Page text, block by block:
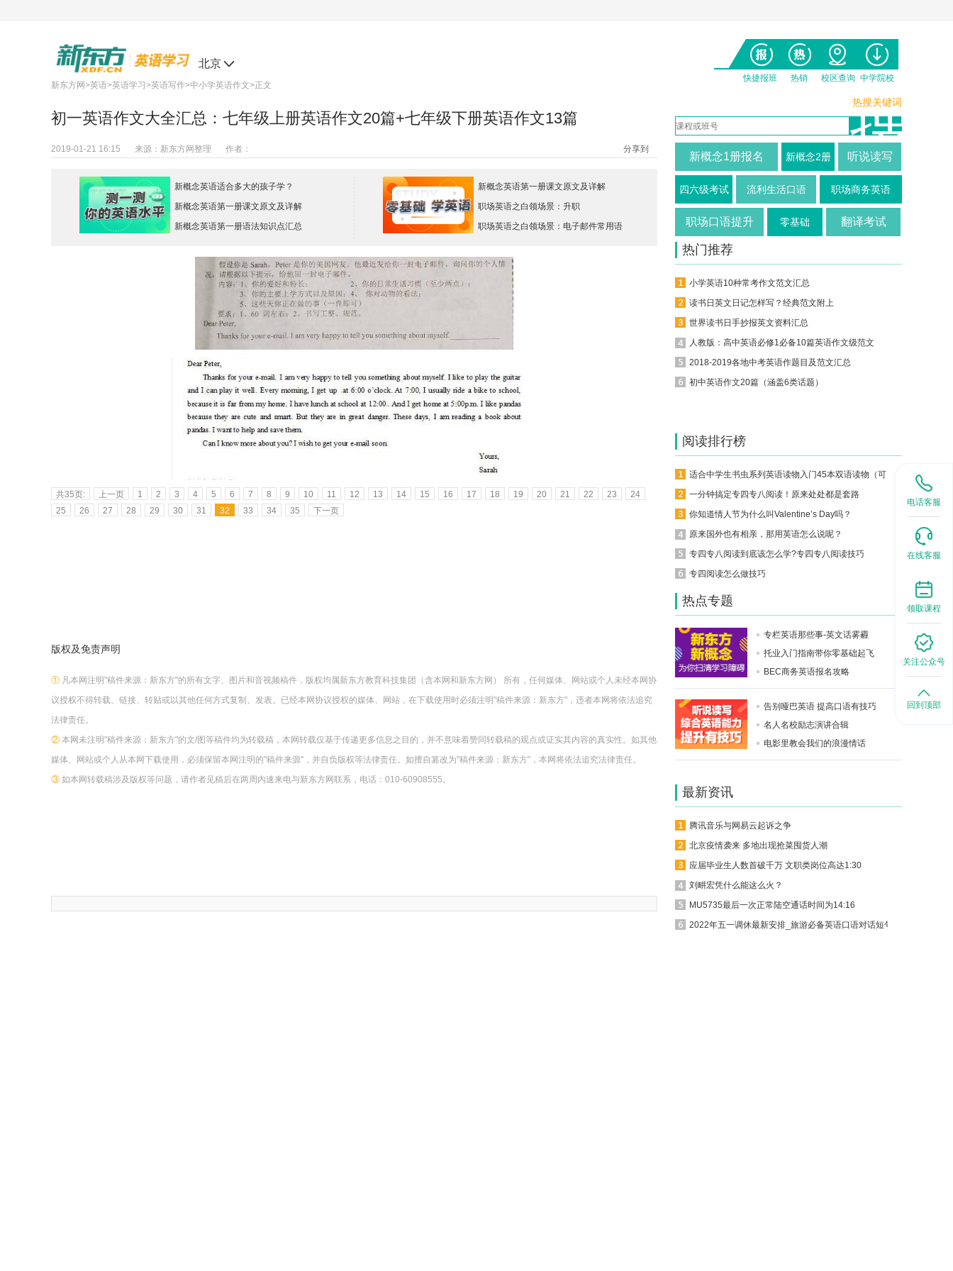
北京
快捷报班 热销 校区查询 中学院校
新东方网>英语>英语学习 >英语写作>中小学英语作文>正文
初一英语作文大全汇总：七年级上册英语作文20篇+七年级下册英语作文13篇
2019-01-21 16:15 来源： 新东方网整理 作者： 分享到
新概念英语适合多大的孩子学？
新概念英语第一册课文原文及详解
新概念英语第一册语法知识点汇总
新概念英语第一册课文原文及详解
职场英语之白领场景：升职
职场英语之白领场景：电子邮件常用语
共35页: 上一页 1 2 3 4 5 6 7 8 9 10 11 12 13 14 15 16 17 18 19 20 21 22 23
24
25
26 27 28 29 30 31 32 33 34 35 下一页
版权及免责声明
① 凡本网注明"稿件来源：新东方"的所有文字、图片和音视频稿件，版权均属新东方教育科技集团（含本网和新东方网） 所有，任何媒体、网站或个人未经本网协
议授权不得转载、链接、转贴或以其他任何方式复制、发表。已经本网协议授权的媒体、网站，在下载使用时必须注明"稿件来源：新东方"，违者本网将依法追究
法律责任。
② 本网未注明"稿件来源：新东方"的文/图等稿件均为转载稿，本网转载仅基于传递更多信息之目的，并不意味着赞同转载稿的观点或证实其内容的真实性。如其他
媒体、网站或个人从本网下载使用，必须保留本网注明的"稿件来源"，并自负版权等法律责任。如擅自篡改为"稿件来源：新东方"，本网将依法追究法律责任。
③ 如本网转载稿涉及版权等问题，请作者见稿后在两周内速来电与新东方网联系，电话：010-60908555。
热搜关键词
新概念1册报名 新概念2册 听说读写
四六级考试 流利生活口语 职场商务英语
职场口语提升 零基础 翻译考试
热门推荐
小学英语10种常考作文范文汇总
读书日英文日记怎样写？经典范文附上
世界读书日手抄报英文资料汇总
人教版：高中英语必修1必备10篇英语作文级范文
2018-2019各地中考英语作题目及范文汇总
初中英语作文20篇（涵盖6类话题）
阅读排行榜
一分钟搞定专四专八阅读！原来处处都是套路
你知道情人节为什么叫Valentine’s Day吗？
原来国外也有相亲，那用英语怎么说呢？
专四专八阅读到底该怎么学?专四专八阅读技巧
专四阅读怎么做技巧
热点专题
专栏英语那些事-英文话雾霾
托业入门指南带你零基础起飞
BEC商务英语报名攻略
告别哑巴英语 提高口语有技巧
名人名校励志演讲合辑
电影里教会我们的浪漫情话
最新资讯
腾讯音乐与网易云起诉之争
北京疫情袭来 多地出现抢菜囤货人潮
应届毕业生人数首破千万 文职类岗位高达1:30
刘畊宏凭什么能这么火？
MU5735最后一次正常陆空通话时间为14:16
2022年五一调休最新安排_旅游必备英语口语对话短句
电话客服
在线客服
领取课程
关注公众号
回到顶部